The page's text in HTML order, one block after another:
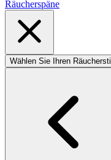
Räucherspäne
Wählen Sie Ihren Räucherstil